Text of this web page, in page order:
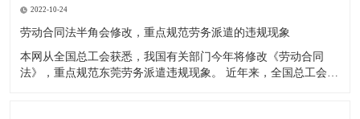
下三个方面： 1．劳务派遣单位要与被派遣劳动者订立书面劳动
合同。
2022-10-24
劳动合同法半角会修改，重点规范劳务派遣的违规现象
本网从全国总工会获悉，我国有关部门今年将修改《劳动合同
法》，重点规范东莞劳务派遣违规现象。 近年来，全国总工会通